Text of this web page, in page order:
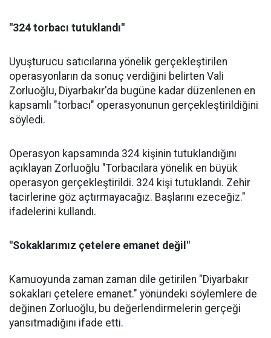
"324 torbacı tutuklandı"
Uyuşturucu satıcılarına yönelik gerçekleştirilen
operasyonların da sonuç verdiğini belirten Vali
Zorluoğlu, Diyarbakır'da bugüne kadar düzenlenen en
kapsamlı "torbacı" operasyonunun gerçekleştirildiğini
söyledi.
Operasyon kapsamında 324 kişinin tutuklandığını
açıklayan Zorluoğlu "Torbacılara yönelik en büyük
operasyon gerçekleştirildi. 324 kişi tutuklandı. Zehir
tacirlerine göz açtırmayacağız. Başlarını ezeceğiz."
ifadelerini kullandı.
"Sokaklarımız çetelere emanet değil"
Kamuoyunda zaman zaman dile getirilen "Diyarbakır
sokakları çetelere emanet." yönündeki söylemlere de
değinen Zorluoğlu, bu değerlendirmelerin gerçeği
yansıtmadığını ifade etti.